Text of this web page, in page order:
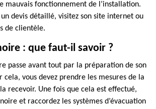
mauvais fonctionnement de l’installation.
devis détaillé, visitez son site internet ou
de clientèle.
: que faut-il savoir ?
passe avant tout par la préparation de son
cela, vous devez prendre les mesures de la
recevoir. Une fois que cela est effectué,
et raccordez les systèmes d’évacuation